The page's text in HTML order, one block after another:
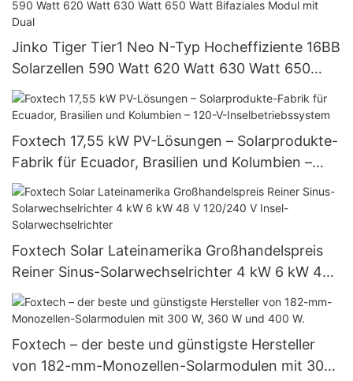
Jinko Tiger Tier1 Neo N-Typ Hocheffiziente 16BB
Solarzellen 590 Watt 620 Watt 630 Watt 650
Watt Bifaziales Modul mit Dual
Foxtech 17,55 kW PV-Lösungen – Solarprodukte-
Fabrik für Ecuador, Brasilien und Kolumbien –
120-V-Inselbetriebssystem
Foxtech Solar Lateinamerika Großhandelspreis
Reiner Sinus-Solarwechselrichter 4 kW 6 kW 48
V 120/240 V Insel-Solarwechselrichter
Foxtech – der beste und günstigste Hersteller
von 182-mm-Monozellen-Solarmodulen mit 300